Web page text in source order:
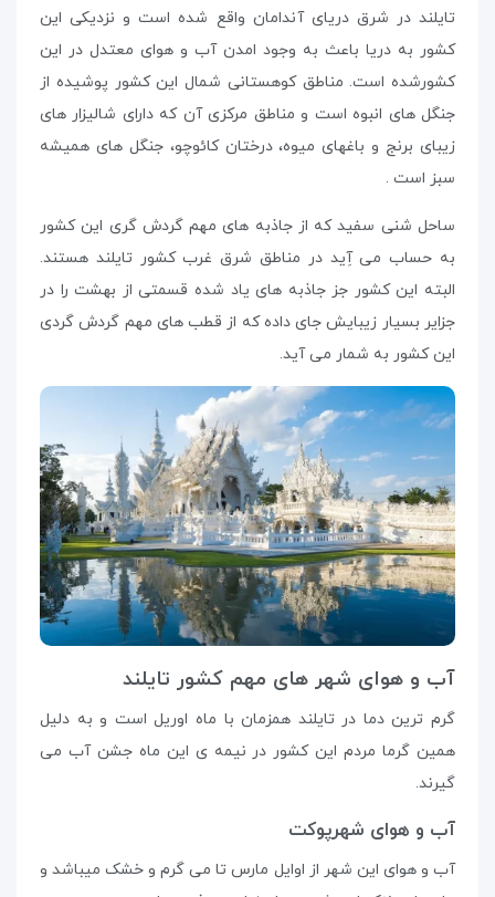
تایلند در شرق دریای آندامان واقع شده است و نزدیکی این
کشور به دریا باعث به وجود امدن آب و هوای معتدل در این
کشورشده است. مناطق کوهستانی شمال این کشور پوشیده از
جنگل های انبوه است و مناطق مرکزی آن که دارای شالیزار های
زیبای برنج و باغهای میوه، درختان کائوچو، جنگل های همیشه
سبز است .
ساحل شنی سفید که از جاذبه های مهم گردش گری این کشور
به حساب می آِید در مناطق شرق غرب کشور تایلند هستند.
البته این کشور جز جاذبه های یاد شده قسمتی از بهشت را در
جزایر بسیار زیبایش جای داده که از قطب های مهم گردش گردی
این کشور به شمار می آید.
آب و هوای شهر های مهم کشور تایلند
گرم ترین دما در تایلند همزمان با ماه اوریل است و به دلیل
همین گرما مردم این کشور در نیمه ی این ماه جشن آب می
گیرند.
آب و هوای شهرپوکت
آب و هوای این شهر از اوایل مارس تا می گرم و خشک میباشد و